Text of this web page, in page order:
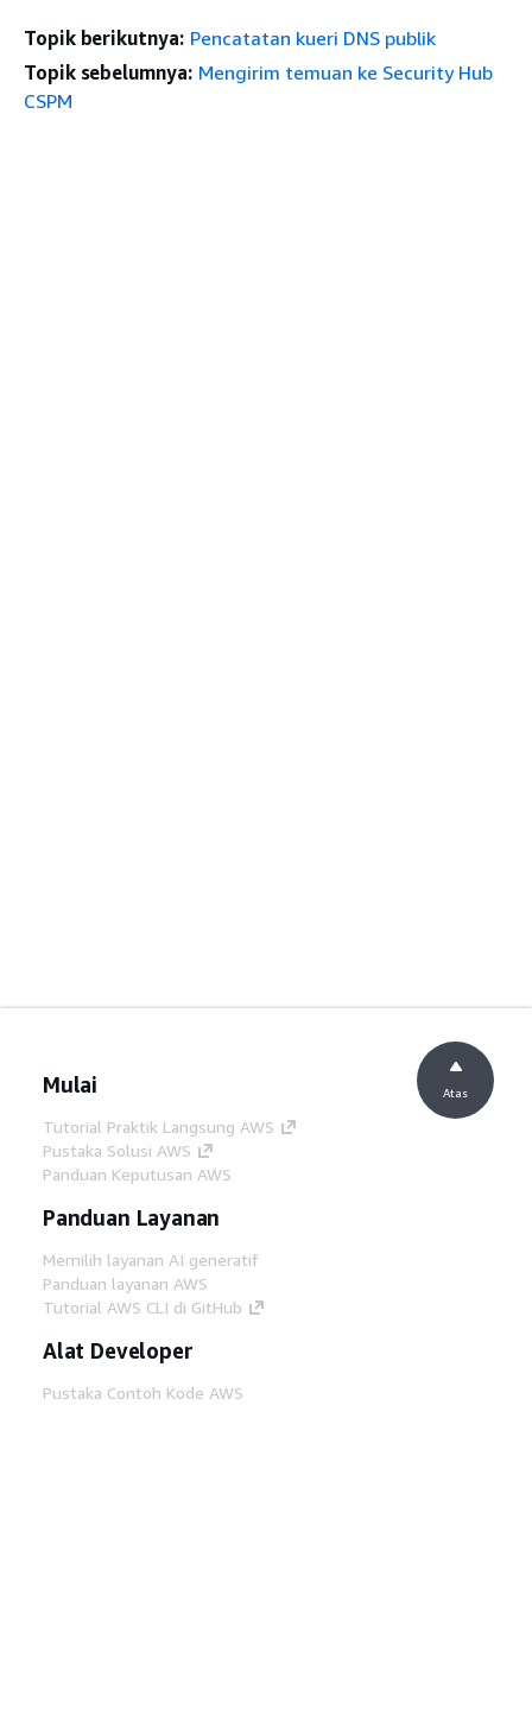
Topik berikutnya: Pencatatan kueri DNS publik
Topik sebelumnya: Mengirim temuan ke Security Hub
CSPM
Mulai
Tutorial Praktik Langsung AWS
Pustaka Solusi AWS
Panduan Keputusan AWS
Panduan Layanan
Memilih layanan AI generatif
Panduan layanan AWS
Tutorial AWS CLI di GitHub
Alat Developer
Pustaka Contoh Kode AWS
Atas